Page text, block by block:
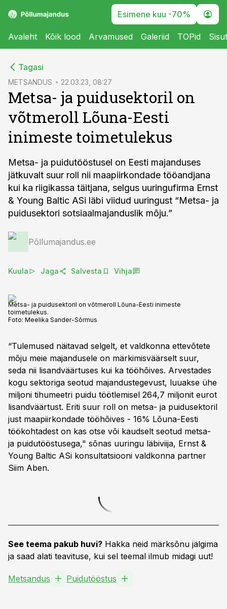
Esimene kuu -70%
Avaleht Kõik lood Arvamused Galeriid TOPid
Tagasi
METSANDUS 22.03.23, 08:27
Metsa- ja puidusektoril on
võtmeroll Lõuna-Eesti
inimeste toimetulekus
Metsa- ja puidutööstusel on Eesti majanduses
jätkuvalt suur roll nii maapiirkondade tööandjana
kui ka riigikassa täitjana, selgus uuringufirma Ernst
& Young Baltic ASi läbi viidud uuringust “Metsa- ja
puidusektori sotsiaalmajanduslik mõju.”
Põllumajandus.ee
Kuula Jaga Salvesta Vihja
Metsa- ja puidusektoril on võtmeroll Lõuna-Eesti inimeste
toimetulekus.
Foto: Meelika Sander-Sõrmus
“Tulemused näitavad selgelt, et valdkonna ettevõtete
mõju meie majandusele on märkimisväärselt suur,
seda nii lisandväärtuses kui ka tööhõives. Arvestades
kogu sektoriga seotud majandustegevust, luuakse ühe
miljoni tihumeetri puidu töötlemisel 264,7 miljonit eurot
lisandväärtust. Eriti suur roll on metsa- ja puidusektoril
just maapiirkondade tööhõives - 16% Lõuna-Eesti
töökohtadest on kas otse või kaudselt seotud metsa-
ja puidutööstusega," sõnas uuringu läbiviija, Ernst &
Young Baltic ASi konsultatsiooni valdkonna partner
Siim Aben.
See teema pakub huvi? Hakka neid märksõnu jälgima
ja saad alati teavituse, kui sel teemal ilmub midagi uut!
Metsandus Puidutööstus